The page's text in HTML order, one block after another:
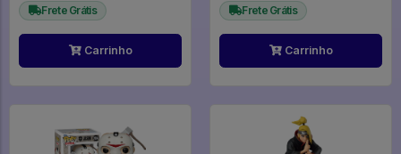
Frete Grátis
Carrinho
Frete Grátis
Carrinho